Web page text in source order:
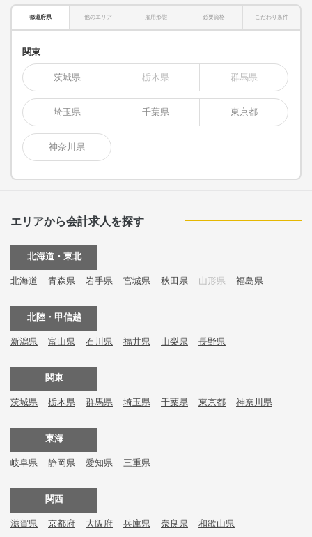
都道府県 他のエリア 雇用形態 必要資格 こだわり条件
関東
茨城県 栃木県 群馬県
埼玉県 千葉県 東京都
神奈川県
エリアから会計求人を探す
北海道・東北
北海道 青森県 岩手県 宮城県 秋田県 山形県 福島県
北陸・甲信越
新潟県 富山県 石川県 福井県 山梨県 長野県
関東
茨城県 栃木県 群馬県 埼玉県 千葉県 東京都 神奈川県
東海
岐阜県 静岡県 愛知県 三重県
関西
滋賀県 京都府 大阪府 兵庫県 奈良県 和歌山県